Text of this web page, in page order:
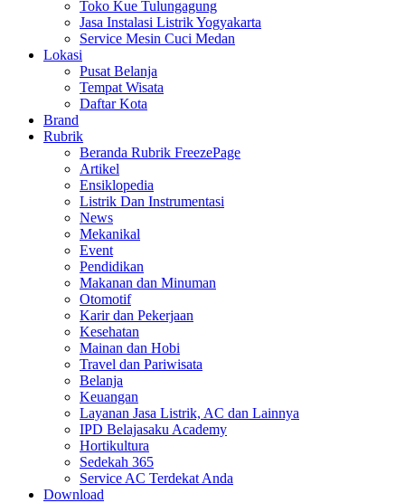
Toko Kue Tulungagung
Jasa Instalasi Listrik Yogyakarta
Service Mesin Cuci Medan
Lokasi
Pusat Belanja
Tempat Wisata
Daftar Kota
Brand
Rubrik
Beranda Rubrik FreezePage
Artikel
Ensiklopedia
Listrik Dan Instrumentasi
News
Mekanikal
Event
Pendidikan
Makanan dan Minuman
Otomotif
Karir dan Pekerjaan
Kesehatan
Mainan dan Hobi
Travel dan Pariwisata
Belanja
Keuangan
Layanan Jasa Listrik, AC dan Lainnya
IPD Belajasaku Academy
Hortikultura
Sedekah 365
Service AC Terdekat Anda
Download